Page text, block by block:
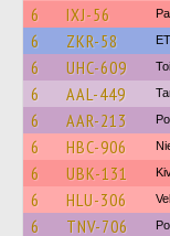
6 IXJ-56
6 ZKR-58
6 UHC-609
6 AAL-449
6 AAR-213
6 HBC-906
6 UBK-131
6 HLU-306
6 TNV-706